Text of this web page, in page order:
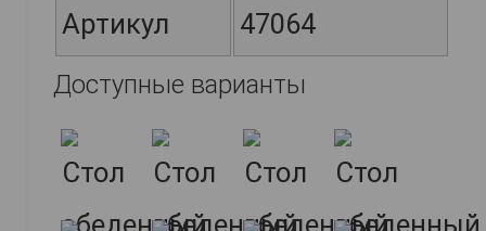
Артикул 47064
Доступные варианты